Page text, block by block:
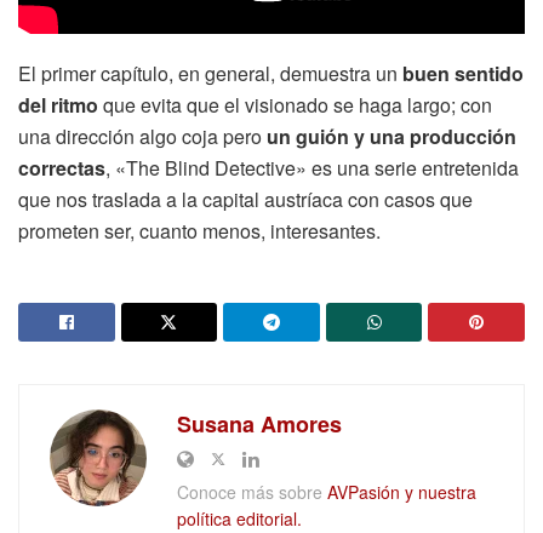
El primer capítulo, en general, demuestra un buen sentido
del ritmo que evita que el visionado se haga largo; con
una dirección algo coja pero un guión y una producción
correctas, «The Blind Detective» es una serie entretenida
que nos traslada a la capital austríaca con casos que
prometen ser, cuanto menos, interesantes.
Susana Amores
Conoce más sobre AVPasión y nuestra
política editorial.